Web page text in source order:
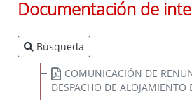
Documentación de
Búsqueda
COMUNICACIÓN DE
DESPACHO DE ALOJAMIENTO